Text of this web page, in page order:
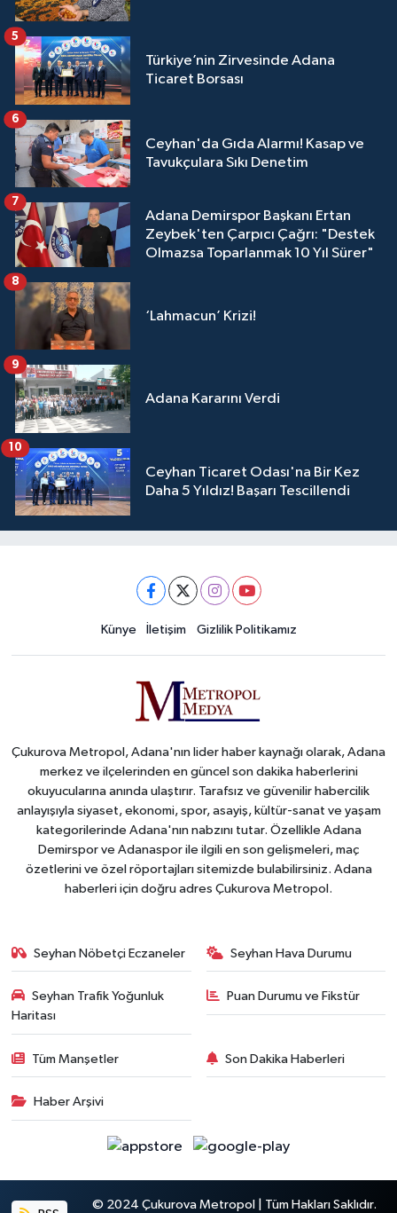
Türkiye’nin Zirvesinde Adana
Ticaret Borsası
5
Ceyhan'da Gıda Alarmı! Kasap ve
Tavukçulara Sıkı Denetim
6
Adana Demirspor Başkanı Ertan
Zeybek'ten Çarpıcı Çağrı: "Destek
Olmazsa Toparlanmak 10 Yıl Sürer"
7
‘Lahmacun’ Krizi!
8
Adana Kararını Verdi
9
Ceyhan Ticaret Odası'na Bir Kez
Daha 5 Yıldız! Başarı Tescillendi
10
Künye İletişim Gizlilik Politikamız
Çukurova Metropol, Adana'nın lider haber kaynağı olarak, Adana
merkez ve ilçelerinden en güncel son dakika haberlerini
okuyucularına anında ulaştırır. Tarafsız ve güvenilir habercilik
anlayışıyla siyaset, ekonomi, spor, asayiş, kültür-sanat ve yaşam
kategorilerinde Adana'nın nabzını tutar. Özellikle Adana
Demirspor ve Adanaspor ile ilgili en son gelişmeleri, maç
özetlerini ve özel röportajları sitemizde bulabilirsiniz. Adana
haberleri için doğru adres Çukurova Metropol.
Seyhan Nöbetçi Eczaneler Seyhan Hava Durumu
Seyhan Trafik Yoğunluk
Haritası
Puan Durumu ve Fikstür
Tüm Manşetler Son Dakika Haberleri
Haber Arşivi
© 2024 Çukurova Metropol | Tüm Hakları Saklıdır.